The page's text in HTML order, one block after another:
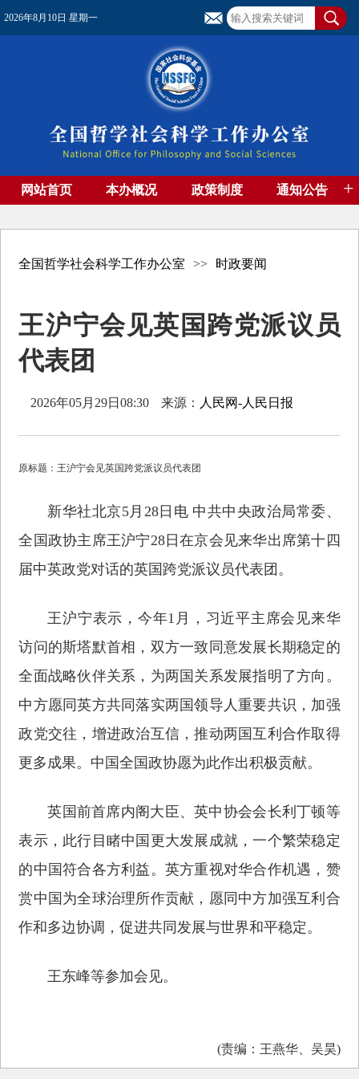
2026年8月10日 星期一
网站首页 本办概况 政策制度 通知公告 +
全国哲学社会科学工作办公室 >> 时政要闻
王沪宁会见英国跨党派议员
代表团
2026年05月29日08:30 来源： 人民网-人民日报
原标题：王沪宁会见英国跨党派议员代表团
新华社北京5月28日电 中共中央政治局常委、
全国政协主席王沪宁28日在京会见来华出席第十四
届中英政党对话的英国跨党派议员代表团。
王沪宁表示，今年1月，习近平主席会见来华
访问的斯塔默首相，双方一致同意发展长期稳定的
全面战略伙伴关系，为两国关系发展指明了方向。
中方愿同英方共同落实两国领导人重要共识，加强
政党交往，增进政治互信，推动两国互利合作取得
更多成果。中国全国政协愿为此作出积极贡献。
英国前首席内阁大臣、英中协会会长利丁顿等
表示，此行目睹中国更大发展成就，一个繁荣稳定
的中国符合各方利益。英方重视对华合作机遇，赞
赏中国为全球治理所作贡献，愿同中方加强互利合
作和多边协调，促进共同发展与世界和平稳定。
王东峰等参加会见。
(责编：王燕华、吴昊)